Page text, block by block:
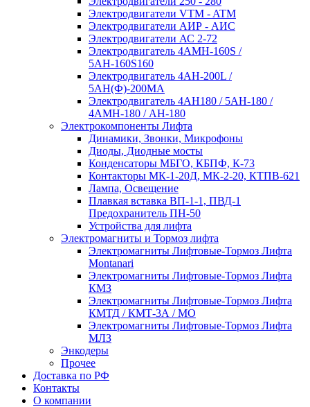
Электродвигатели VTM - ATM
Электродвигатели АИР - АИС
Электродвигатели АС 2-72
Электродвигатель 4АМН-160S /
5АН-160S160
Электродвигатель 4АН-200L /
5АН(Ф)-200МА
Электродвигатель 4АН180 / 5АН-180 /
4АМН-180 / АН-180
Электрокомпоненты Лифта
Динамики, Звонки, Микрофоны
Диоды, Диодные мосты
Конденсаторы МБГО, КБПФ, К-73
Контакторы МК-1-20Д, МК-2-20, КТПВ-621
Лампа, Освещение
Плавкая вставка ВП-1-1, ПВД-1
Предохранитель ПН-50
Устройства для лифта
Электромагниты и Тормоз лифта
Электромагниты Лифтовые-Тормоз Лифта
Montanari
Электромагниты Лифтовые-Тормоз Лифта
КМЗ
Электромагниты Лифтовые-Тормоз Лифта
КМТД / КМТ-3А / МО
Электромагниты Лифтовые-Тормоз Лифта
МЛЗ
Энкодеры
Прочее
Доставка по РФ
Контакты
О компании